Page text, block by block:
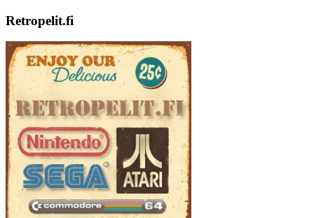
Retropelit.fi